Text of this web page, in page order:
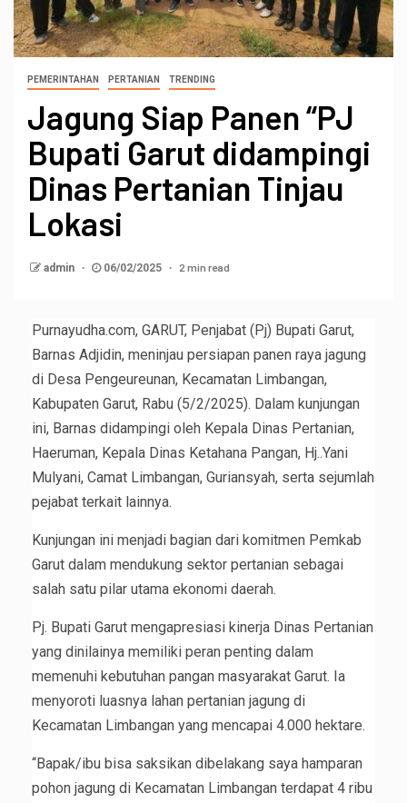
PEMERINTAHAN PERTANIAN TRENDING
Jagung Siap Panen “PJ
Bupati Garut didampingi
Dinas Pertanian Tinjau
Lokasi
admin 06/02/2025 2 min read
Purnayudha.com, GARUT, Penjabat (Pj) Bupati Garut,
Barnas Adjidin, meninjau persiapan panen raya jagung
di Desa Pengeureunan, Kecamatan Limbangan,
Kabupaten Garut, Rabu (5/2/2025). Dalam kunjungan
ini, Barnas didampingi oleh Kepala Dinas Pertanian,
Haeruman, Kepala Dinas Ketahana Pangan, Hj..Yani
Mulyani, Camat Limbangan, Guriansyah, serta sejumlah
pejabat terkait lainnya.
Kunjungan ini menjadi bagian dari komitmen Pemkab
Garut dalam mendukung sektor pertanian sebagai
salah satu pilar utama ekonomi daerah.
Pj. Bupati Garut mengapresiasi kinerja Dinas Pertanian
yang dinilainya memiliki peran penting dalam
memenuhi kebutuhan pangan masyarakat Garut. Ia
menyoroti luasnya lahan pertanian jagung di
Kecamatan Limbangan yang mencapai 4.000 hektare.
“Bapak/ibu bisa saksikan dibelakang saya hamparan
pohon jagung di Kecamatan Limbangan terdapat 4 ribu